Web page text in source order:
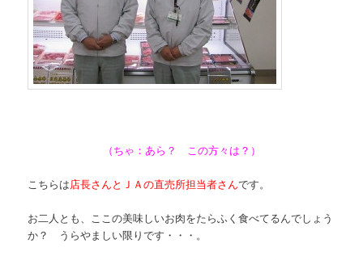
（ちゃ：あら？ この方々は？）
こちらは店長さんとＪＡの直売所担当者さんです。
お二人とも、ここの美味しいお肉をたらふく食べてるんでしょう
か？ うらやましい限りです・・・。